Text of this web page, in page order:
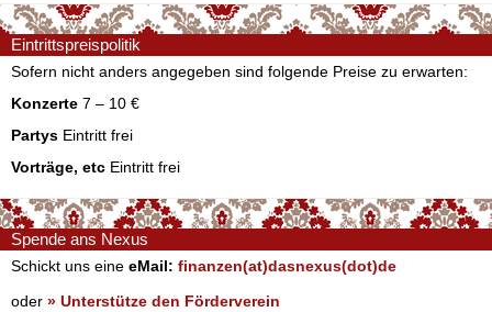
Eintrittspreispolitik
Sofern nicht anders angegeben sind folgende Preise zu erwarten:
Konzerte 7 – 10 €
Partys Eintritt frei
Vorträge, etc Eintritt frei
Spende ans Nexus
Schickt uns eine eMail: finanzen(at)dasnexus(dot)de
oder » Unterstütze den Förderverein